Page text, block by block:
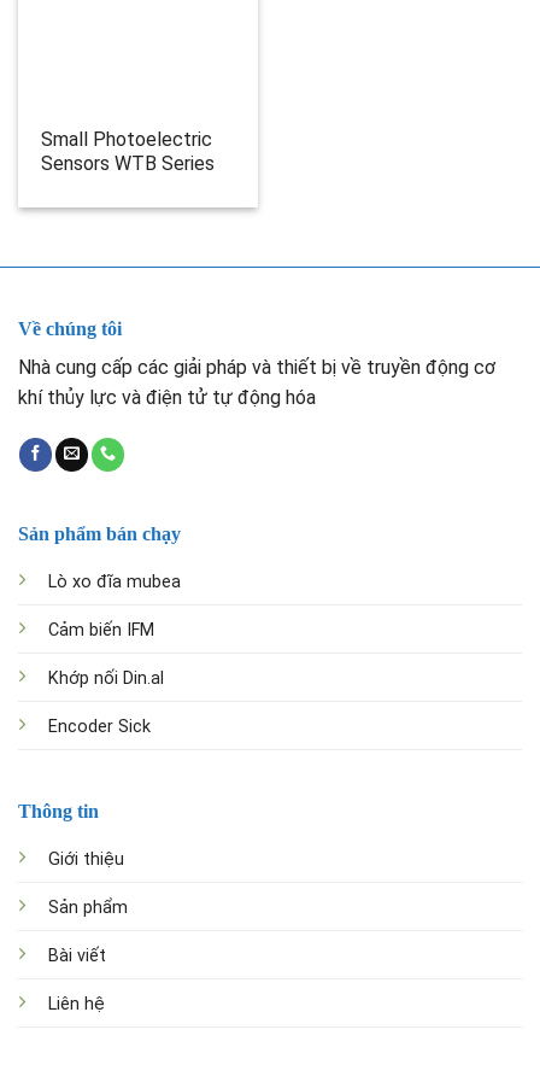
Small Photoelectric
Sensors WTB Series
Về chúng tôi
Nhà cung cấp các giải pháp và thiết bị về truyền động cơ
khí thủy lực và điện tử tự động hóa
Sản phẩm bán chạy
Lò xo đĩa mubea
Cảm biến IFM
Khớp nối Din.al
Encoder Sick
Thông tin
Giới thiệu
Sản phẩm
Bài viết
Liên hệ